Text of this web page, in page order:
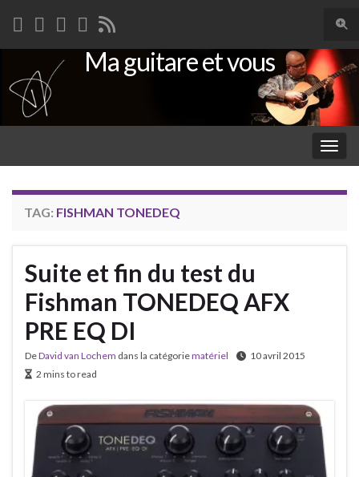
Search for:
Ma guitare et vous
TAG: FISHMAN TONEDEQ
Suite et fin du test du
Fishman TONEDEQ AFX
PRE EQ DI
DeDavid van Lochem dans la catégoriematériel
10 avril 2015
2 mins to read